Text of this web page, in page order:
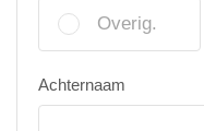
Overig.
Achternaam